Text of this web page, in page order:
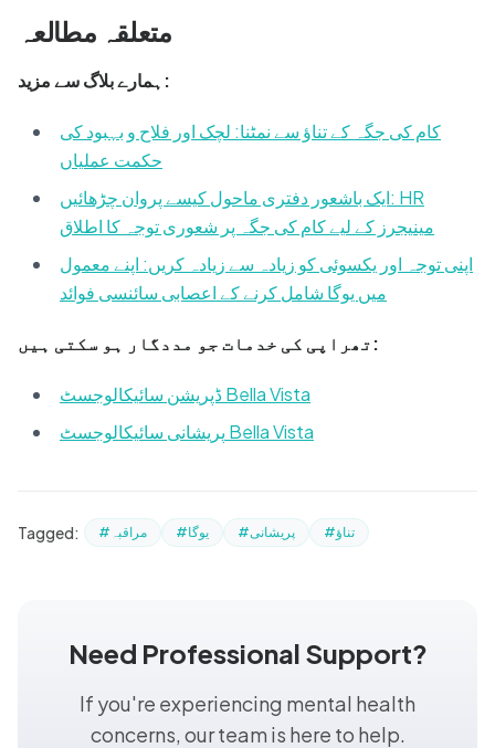
متعلقہ مطالعہ
ہمارے بلاگ سے مزید:
کام کی جگہ کے تناؤ سے نمٹنا: لچک اور فلاح و بہبود کی
حکمت عملیاں
ایک باشعور دفتری ماحول کیسے پروان چڑھائیں: HR
مینیجرز کے لیے کام کی جگہ پر شعوری توجہ کا اطلاق
اپنی توجہ اور یکسوئی کو زیادہ سے زیادہ کریں: اپنے معمول
میں یوگا شامل کرنے کے اعصابی سائنسی فوائد
تھراپی کی خدمات جو مددگار ہو سکتی ہیں:
ڈپریشن سائیکالوجسٹ Bella Vista
پریشانی سائیکالوجسٹ Bella Vista
Tagged: #مراقبہ #یوگا #پریشانی #تناؤ
Need Professional Support?
If you're experiencing mental health
concerns, our team is here to help.